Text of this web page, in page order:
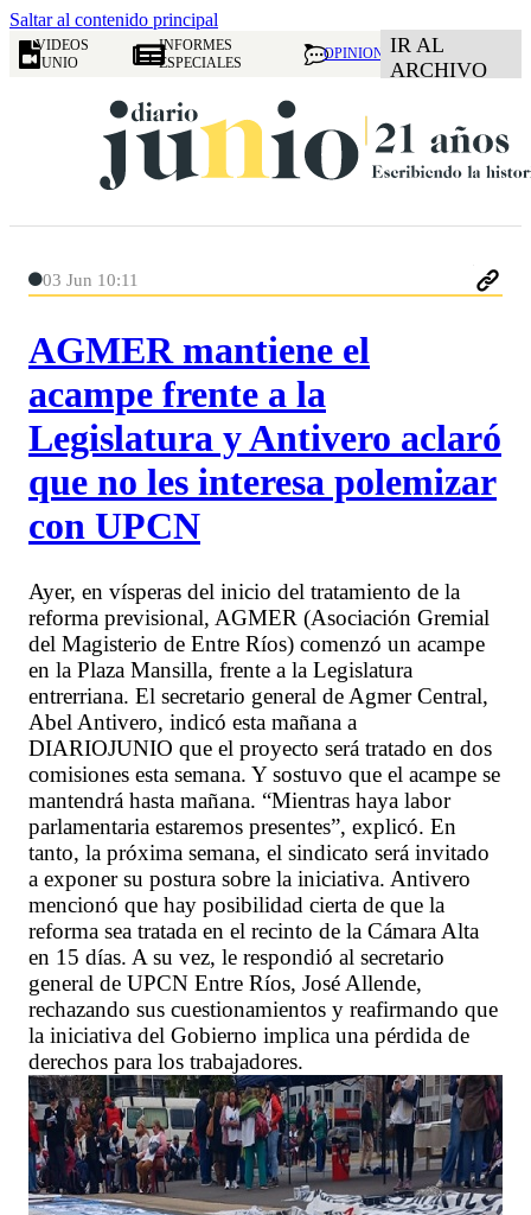
Saltar al contenido principal
VIDEOS
JUNIO
INFORMES
ESPECIALES
OPINION IR AL
ARCHIVO
03 Jun 10:11
AGMER mantiene el
acampe frente a la
Legislatura y Antivero aclaró
que no les interesa polemizar
con UPCN
Ayer, en vísperas del inicio del tratamiento de la
reforma previsional, AGMER (Asociación Gremial
del Magisterio de Entre Ríos) comenzó un acampe
en la Plaza Mansilla, frente a la Legislatura
entrerriana. El secretario general de Agmer Central,
Abel Antivero, indicó esta mañana a
DIARIOJUNIO que el proyecto será tratado en dos
comisiones esta semana. Y sostuvo que el acampe se
mantendrá hasta mañana. “Mientras haya labor
parlamentaria estaremos presentes”, explicó. En
tanto, la próxima semana, el sindicato será invitado
a exponer su postura sobre la iniciativa. Antivero
mencionó que hay posibilidad cierta de que la
reforma sea tratada en el recinto de la Cámara Alta
en 15 días. A su vez, le respondió al secretario
general de UPCN Entre Ríos, José Allende,
rechazando sus cuestionamientos y reafirmando que
la iniciativa del Gobierno implica una pérdida de
derechos para los trabajadores.